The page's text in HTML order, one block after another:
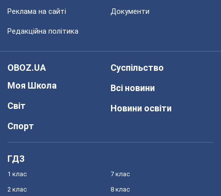
Реклама на сайті Документи
Редакційна політика
OBOZ.UA
Моя Школа
Світ
Спорт
Суспільство
Всі новини
Новини освіти
ГДЗ
1 клас
2 клас
7 клас
8 клас